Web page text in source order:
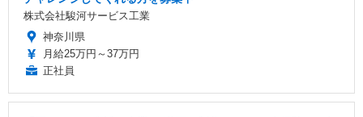
株式会社駿河サービス工業
神奈川県
月給25万円～37万円
正社員